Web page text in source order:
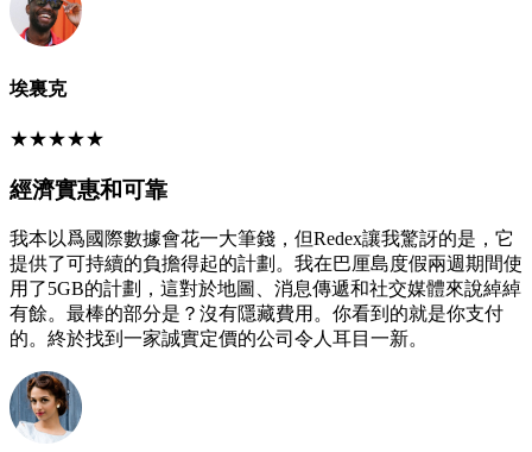
埃裏克
★★★★★
經濟實惠和可靠
我本以爲國際數據會花一大筆錢，但Redex讓我驚訝的是，它
提供了可持續的負擔得起的計劃。我在巴厘島度假兩週期間使
用了5GB的計劃，這對於地圖、消息傳遞和社交媒體來說綽綽
有餘。最棒的部分是？沒有隱藏費用。你看到的就是你支付
的。終於找到一家誠實定價的公司令人耳目一新。